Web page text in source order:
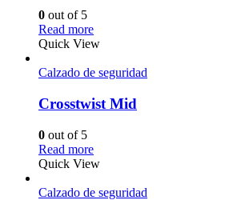
0 out of 5
Read more
Quick View
Calzado de seguridad
Crosstwist Mid
0 out of 5
Read more
Quick View
Calzado de seguridad